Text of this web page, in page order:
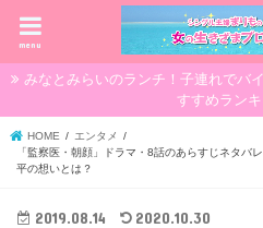
menu
みなとみらいのランチ！子連れでバ
すすめラン
HOME
エンタメ
「監察医・朝顔」ドラマ・8話のあらすじネタバ
平の想いとは？
2019.08.14 2020.10.30